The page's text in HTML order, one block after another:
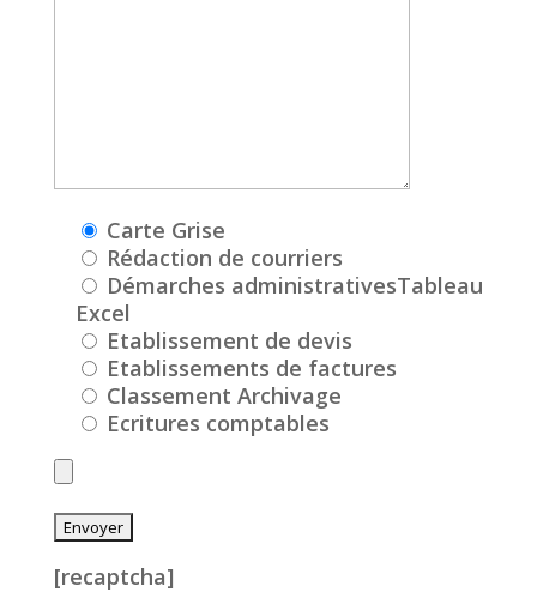
Carte Grise
Rédaction de courriers
Démarches administrativesTableau
Excel
Etablissement de devis
Etablissements de factures
Classement Archivage
Ecritures comptables
[recaptcha]